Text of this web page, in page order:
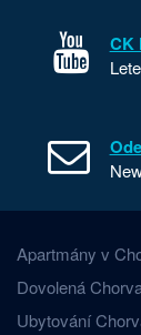
CK
Apartmány v
Dovolená
Ubytování